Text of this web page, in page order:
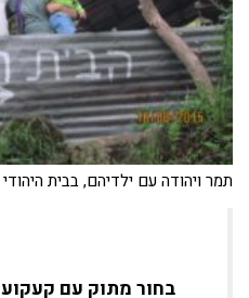
תמר ויהודה עם ילדיהם, בבית היהודי
בחור מתוק עם